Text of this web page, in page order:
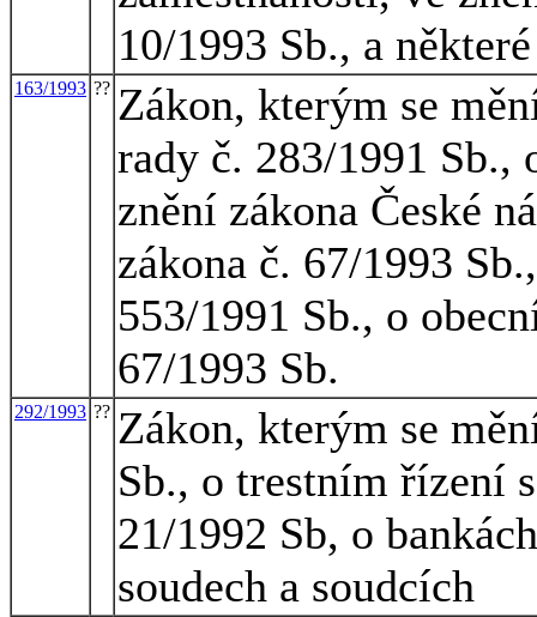
10/1993 Sb., a
163/1993 ?? Zákon, kterým se
rady č. 283/1991
znění zákona České
zákona č. 67/1993
553/1991 Sb., o
67/1993 Sb.
292/1993 ?? Zákon, kterým se
Sb., o trestním řízení
21/1992 Sb, o
soudech a soudcích